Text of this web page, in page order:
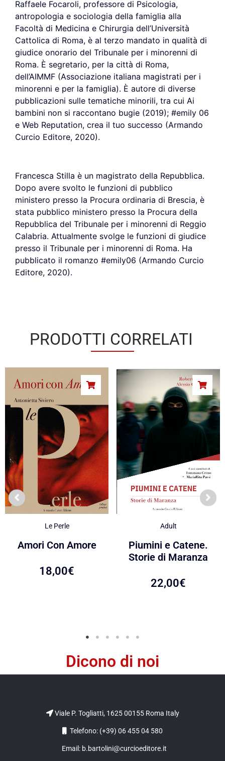
Raffaele Focaroli, professore di Psicologia,
antropologia e sociologia della famiglia alla
Facoltà di Medicina e Chirurgia dell’Università
Cattolica di Roma, è al terzo mandato in qualità di
giudice onorario del Tribunale per i minorenni di
Roma. È segretario, per la città di Roma,
dell’AIMMF (Associazione italiana magistrati per i
minorenni e per la famiglia). È autore di diverse
pubblicazioni sulle tematiche minorili, tra cui Ai
bambini non si raccontano bugie (2019); #emily 06
e Web Reputation, crea il tuo successo (Armando
Curcio Editore, 2020).
Francesca Stilla è un magistrato della Repubblica.
Dopo avere svolto le funzioni di pubblico
ministero presso la Procura ordinaria di Brescia, è
stata pubblico ministero presso la Procura della
Repubblica del Tribunale per i minorenni di Reggio
Calabria. Attualmente svolge le funzioni di giudice
presso il Tribunale per i minorenni di Roma. Ha
pubblicato il romanzo #emily06 (Armando Curcio
Editore, 2020).
PRODOTTI CORRELATI
Le Perle
Amori Con Amore
18,00€
Adult
Piumini e Catene.
Storie di Maranza
22,00€
Dicono di noi
Viale P. Togliatti, 1625 00155 Roma Italy
Telefono: (+39) 06 455 04 580
Email: b.bartolini@curcioeditore.it